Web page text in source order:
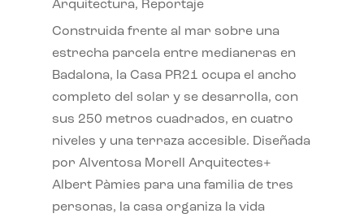
Arquitectura, Reportaje
Construida frente al mar sobre una
estrecha parcela entre medianeras en
Badalona, la Casa PR21 ocupa el ancho
completo del solar y se desarrolla, con
sus 250 metros cuadrados, en cuatro
niveles y una terraza accesible. Diseñada
por Alventosa Morell Arquitectes+
Albert Pàmies para una familia de tres
personas, la casa organiza la vida